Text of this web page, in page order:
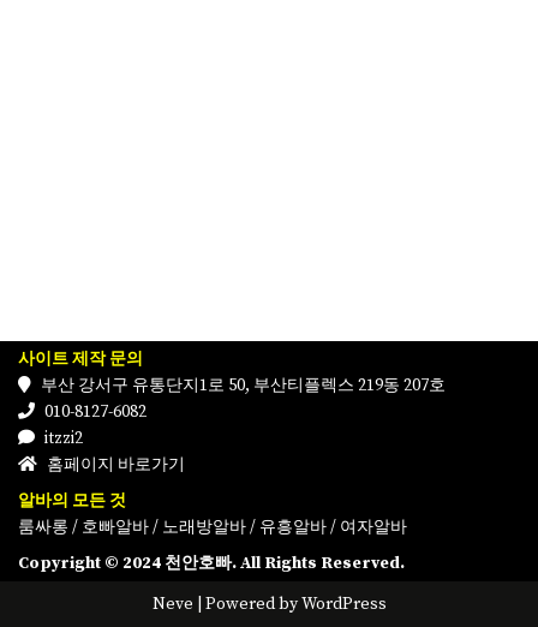
사이트 제작 문의
부산 강서구 유통단지1로 50, 부산티플렉스 219동 207호
010-8127-6082
itzzi2
홈페이지 바로가기
알바의 모든 것
룸싸롱 / 호빠알바/ 노래방알바/ 유흥알바/ 여자알바
Copyright © 2024 천안호빠. All Rights Reserved.
Neve | Powered byWordPress